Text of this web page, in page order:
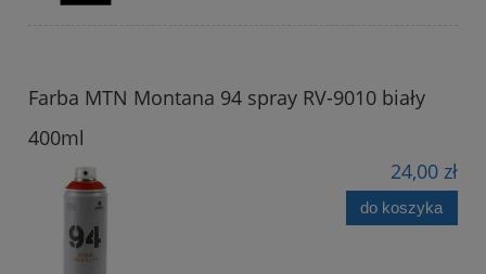
Farba MTN Montana 94 spray RV-9010 biały
400ml
24,00 zł
do koszyka